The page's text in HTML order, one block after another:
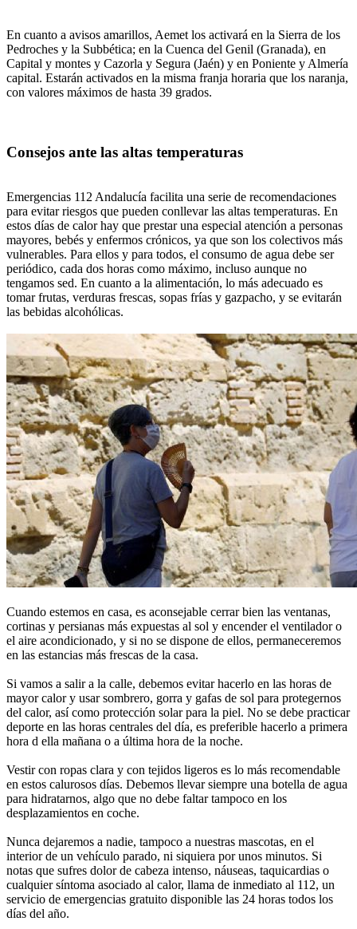
En cuanto a avisos amarillos, Aemet los activará en la Sierra de los
Pedroches y la Subbética; en la Cuenca del Genil (Granada), en
Capital y montes y Cazorla y Segura (Jaén) y en Poniente y Almería
capital. Estarán activados en la misma franja horaria que los naranja,
con valores máximos de hasta 39 grados.
Consejos ante las altas temperaturas
Emergencias 112 Andalucía facilita una serie de recomendaciones
para evitar riesgos que pueden conllevar las altas temperaturas. En
estos días de calor hay que prestar una especial atención a personas
mayores, bebés y enfermos crónicos, ya que son los colectivos más
vulnerables. Para ellos y para todos, el consumo de agua debe ser
periódico, cada dos horas como máximo, incluso aunque no
tengamos sed. En cuanto a la alimentación, lo más adecuado es
tomar frutas, verduras frescas, sopas frías y gazpacho, y se evitarán
las bebidas alcohólicas.
Cuando estemos en casa, es aconsejable cerrar bien las ventanas,
cortinas y persianas más expuestas al sol y encender el ventilador o
el aire acondicionado, y si no se dispone de ellos, permaneceremos
en las estancias más frescas de la casa.
Si vamos a salir a la calle, debemos evitar hacerlo en las horas de
mayor calor y usar sombrero, gorra y gafas de sol para protegernos
del calor, así como protección solar para la piel. No se debe practicar
deporte en las horas centrales del día, es preferible hacerlo a primera
hora d ella mañana o a última hora de la noche.
Vestir con ropas clara y con tejidos ligeros es lo más recomendable
en estos calurosos días. Debemos llevar siempre una botella de agua
para hidratarnos, algo que no debe faltar tampoco en los
desplazamientos en coche.
Nunca dejaremos a nadie, tampoco a nuestras mascotas, en el
interior de un vehículo parado, ni siquiera por unos minutos. Si
notas que sufres dolor de cabeza intenso, náuseas, taquicardias o
cualquier síntoma asociado al calor, llama de inmediato al 112, un
servicio de emergencias gratuito disponible las 24 horas todos los
días del año.